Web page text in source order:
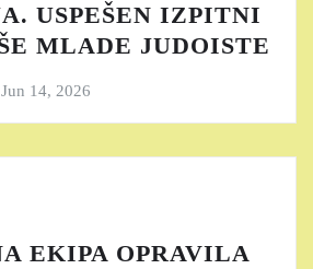
USPEŠEN IZPITNI
MLADE JUDOISTE
Jun 14, 2026
EKIPA OPRAVILA